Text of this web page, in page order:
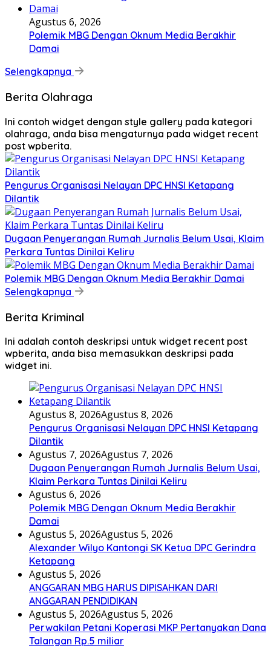
Agustus 6, 2026
Polemik MBG Dengan Oknum Media Berakhir
Damai
Selengkapnya
Berita Olahraga
Ini contoh widget dengan style gallery pada kategori
olahraga, anda bisa mengaturnya pada widget recent
post wpberita.
Pengurus Organisasi Nelayan DPC HNSI Ketapang
Dilantik
Dugaan Penyerangan Rumah Jurnalis Belum Usai, Klaim
Perkara Tuntas Dinilai Keliru
Polemik MBG Dengan Oknum Media Berakhir Damai
Selengkapnya
Berita Kriminal
Ini adalah contoh deskripsi untuk widget recent post
wpberita, anda bisa memasukkan deskripsi pada
widget ini.
Agustus 8, 2026Agustus 8, 2026
Pengurus Organisasi Nelayan DPC HNSI Ketapang
Dilantik
Agustus 7, 2026Agustus 7, 2026
Dugaan Penyerangan Rumah Jurnalis Belum Usai,
Klaim Perkara Tuntas Dinilai Keliru
Agustus 6, 2026
Polemik MBG Dengan Oknum Media Berakhir
Damai
Agustus 5, 2026Agustus 5, 2026
Alexander Wilyo Kantongi SK Ketua DPC Gerindra
Ketapang
Agustus 5, 2026
ANGGARAN MBG HARUS DIPISAHKAN DARI
ANGGARAN PENDIDIKAN
Agustus 5, 2026Agustus 5, 2026
Perwakilan Petani Koperasi MKP Pertanyakan Dana
Talangan Rp.5 miliar